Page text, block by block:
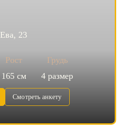
Ева, 23
Рост
165 см
Грудь
4 размер
Смотреть анкету